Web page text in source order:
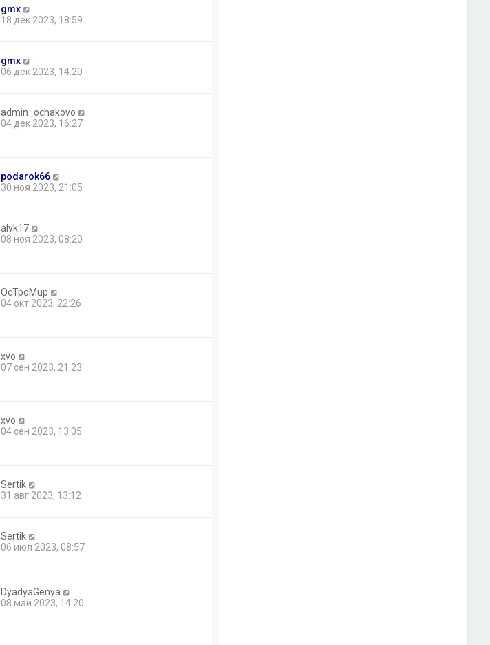
gmx
18 дек 2023, 18:59
gmx
06 дек 2023, 14:20
admin_ochakovo
04 дек 2023, 16:27
podarok66
30 ноя 2023, 21:05
alvk17
08 ноя 2023, 08:20
OcTpoMup
04 окт 2023, 22:26
xvo
07 сен 2023, 21:23
xvo
04 сен 2023, 13:05
Sertik
31 авг 2023, 13:12
Sertik
06 июл 2023, 08:57
DyadyaGenya
08 май 2023, 14:20